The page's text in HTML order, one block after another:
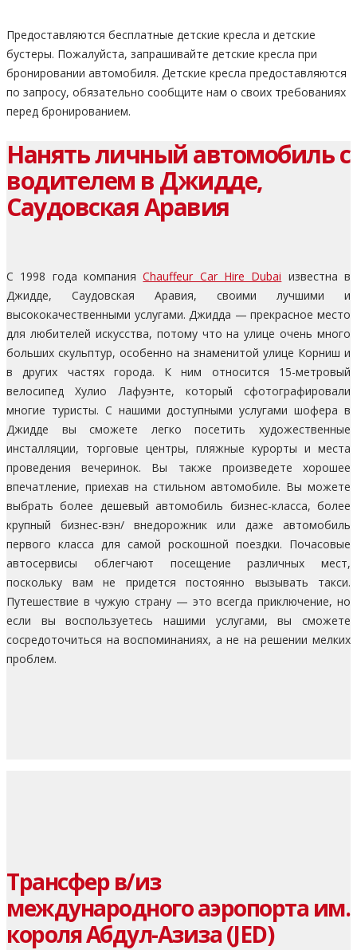
Предоставляются бесплатные детские кресла и детские
бустеры. Пожалуйста, запрашивайте детские кресла при
бронировании автомобиля. Детские кресла предоставляются
по запросу, обязательно сообщите нам о своих требованиях
перед бронированием.
Нанять личный автомобиль с
водителем в Джидде,
Саудовская Аравия
С 1998 года компанияChauffeur Car Hire Dubai известна в
Джидде, Саудовская Аравия, своими лучшими и
высококачественными услугами. Джидда — прекрасное место
для любителей искусства, потому что на улице очень много
больших скульптур, особенно на знаменитой улице Корниш и
в других частях города. К ним относится 15-метровый
велосипед Хулио Лафуэнте, который сфотографировали
многие туристы. С нашими доступными услугами шофера в
Джидде вы сможете легко посетить художественные
инсталляции, торговые центры, пляжные курорты и места
проведения вечеринок. Вы также произведете хорошее
впечатление, приехав на стильном автомобиле. Вы можете
выбрать более дешевый автомобиль бизнес-класса, более
крупный бизнес-вэн/ внедорожник или даже автомобиль
первого класса для самой роскошной поездки. Почасовые
автосервисы облегчают посещение различных мест,
поскольку вам не придется постоянно вызывать такси.
Путешествие в чужую страну — это всегда приключение, но
если вы воспользуетесь нашими услугами, вы сможете
сосредоточиться на воспоминаниях, а не на решении мелких
проблем.
Трансфер в/из
международного аэропорта им.
короля Абдул-Азиза (JED)